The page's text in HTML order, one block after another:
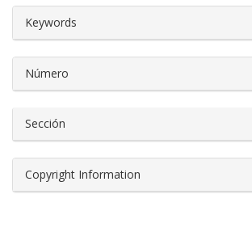
Keywords
Número
Sección
Copyright Information